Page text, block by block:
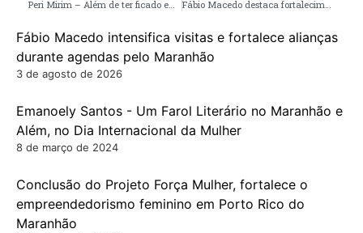
Peri Mirim – Além de ter ficado em terceiro lugar, Geraldo Amorim tem votos anulados pela justiça Fábio Macedo destaca fortalecimento do Podemos no Maranhão
Fábio Macedo intensifica visitas e fortalece alianças
durante agendas pelo Maranhão
3 de agosto de 2026
Emanoely Santos - Um Farol Literário no Maranhão e
Além, no Dia Internacional da Mulher
8 de março de 2024
Conclusão do Projeto Força Mulher, fortalece o
empreendedorismo feminino em Porto Rico do
Maranhão